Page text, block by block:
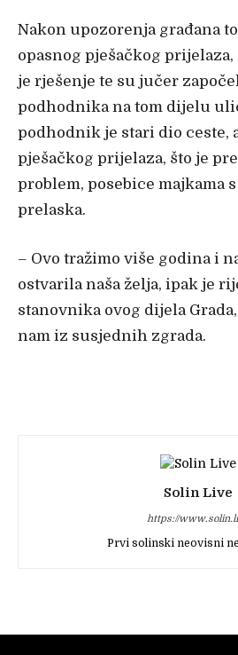
Nakon upozorenja građana
opasnog pješačkog
je rješenje te su jučer
podhodnika na tom dijelu
podhodnik je stari dio ceste,
pješačkog prijelaza, što je
problem, posebice majkama
prelaska.
– Ovo tražimo više godina i
ostvarila naša želja, ipak je
stanovnika ovog dijela
nam iz susjednih zgrada.
Solin Live
https://
Prvi solinski neovisni